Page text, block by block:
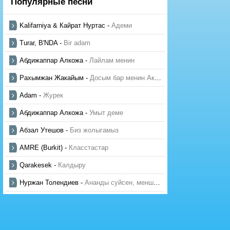
Kalifarniya & Кайрат Нуртас - Адеми
Turar, B'NDA- Bir adam
Абдижаппар Алкожа- Лайлам менин
Рахымжан Жакайым - Досым бар менин Актауда
Adam - Журек
Абдижаппар Алкожа- Умыт деме
Абзал Утешов - Биз жолыгамыз
AMRE (Burkit) - Класстастар
Qarakesek - Калдыру
Нуржан Толендиев - Ананды суйсен, менше суй